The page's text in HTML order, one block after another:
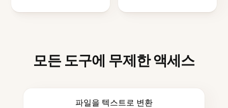
모든 도구에 무제한 액세스
파일을 텍스트로 변환